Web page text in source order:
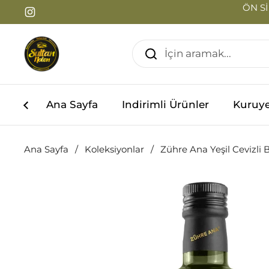
İçeriğe geç
Instagram
ÖN
Ana Sayfa Indirimli Ürünler
Ana Sayfa / Koleksiyonlar / Zühre Ana Yeşil Cevizli